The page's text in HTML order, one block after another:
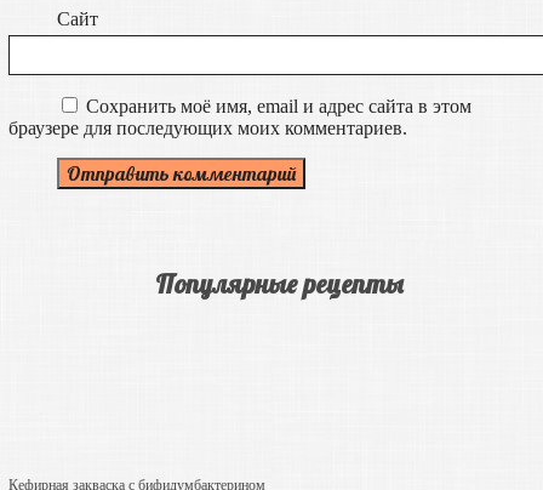
Сайт
Сохранить моё имя, email и адрес сайта в этом
браузере для последующих моих комментариев.
Популярные рецепты
Кефирная закваска с бифидумбактерином